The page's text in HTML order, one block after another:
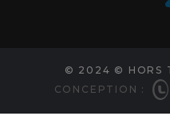
© 2024 © HORS
CONCEPTION :